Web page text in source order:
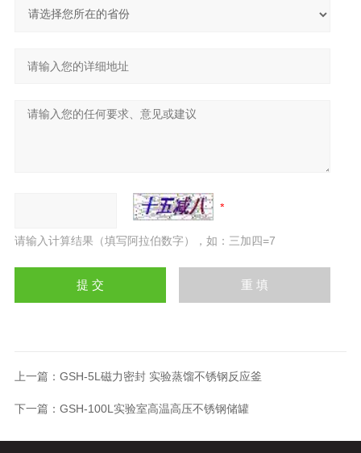
请输入计算结果（填写阿拉伯数字），如：三加四=7
上一篇： GSH-5L磁力密封 实验蒸馏不锈钢反应釜
下一篇： GSH-100L实验室高温高压不锈钢储罐